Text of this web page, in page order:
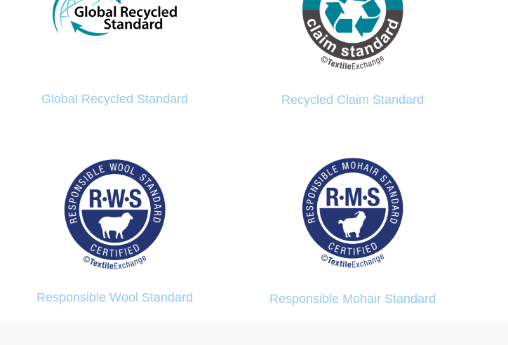
Global Recycled Standard Recycled Claim Standard
Responsible Wool Standard Responsible Mohair Standard